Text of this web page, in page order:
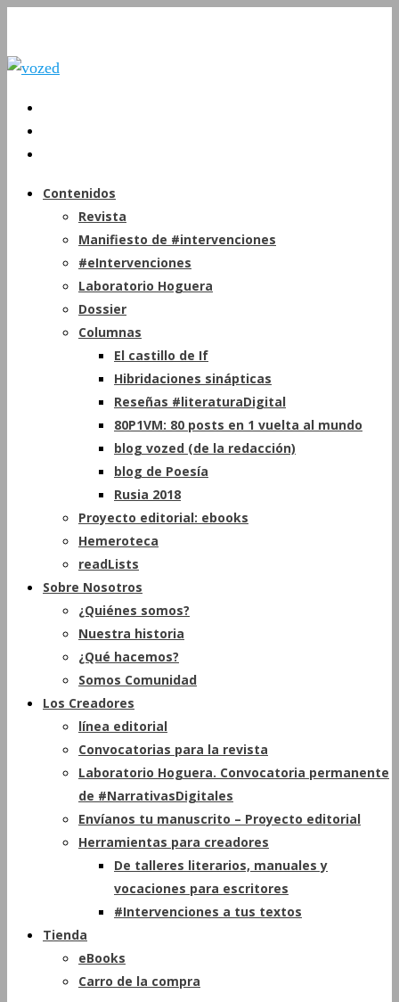
Contenidos
Revista
Manifiesto de #intervenciones
#eIntervenciones
Laboratorio Hoguera
Dossier
Columnas
El castillo de If
Hibridaciones sinápticas
Reseñas #literaturaDigital
80P1VM: 80 posts en 1 vuelta al mundo
blog vozed (de la redacción)
blog de Poesía
Rusia 2018
Proyecto editorial: ebooks
Hemeroteca
readLists
Sobre Nosotros
¿Quiénes somos?
Nuestra historia
¿Qué hacemos?
Somos Comunidad
Los Creadores
línea editorial
Convocatorias para la revista
Laboratorio Hoguera. Convocatoria permanente
de #NarrativasDigitales
Envíanos tu manuscrito – Proyecto editorial
Herramientas para creadores
De talleres literarios, manuales y
vocaciones para escritores
#Intervenciones a tus textos
Tienda
eBooks
Carro de la compra